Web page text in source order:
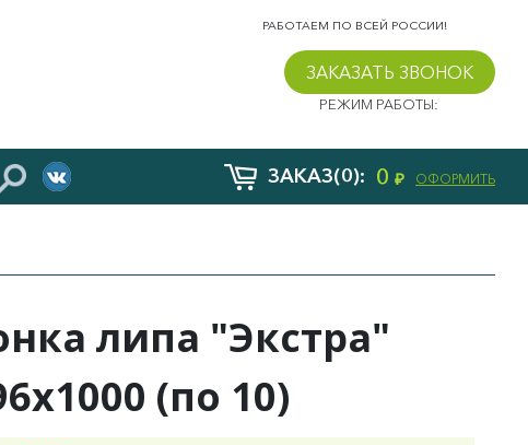
РАБОТАЕМ ПО ВСЕЙ РОССИИ!
ЗАКАЗАТЬ ЗВОНОК
РЕЖИМ РАБОТЫ:
ЗАКАЗ(0): 0 ₽ ОФОРМИТЬ
липа "Экстра"
(по 10)